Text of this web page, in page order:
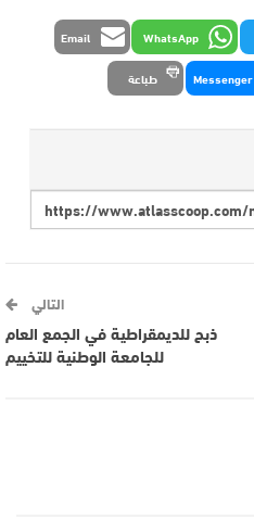
WhatsApp
Email
Messenger طباعة
التالي
ذبح للديمقراطية في الجمع العام
للجامعة الوطنية للتخييم